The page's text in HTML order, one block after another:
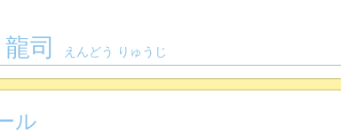
司 えんどう りゅうじ
ル